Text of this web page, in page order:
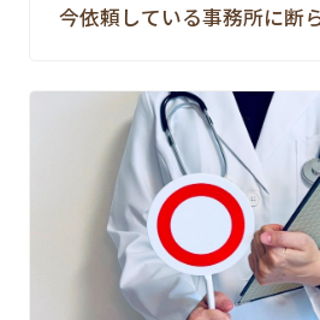
今依頼している事務所に断